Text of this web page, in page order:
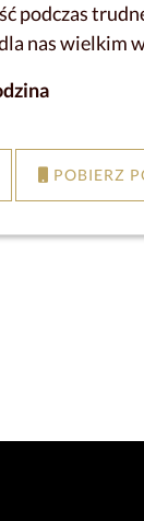
podczas
nas wielkim
POBIERZ